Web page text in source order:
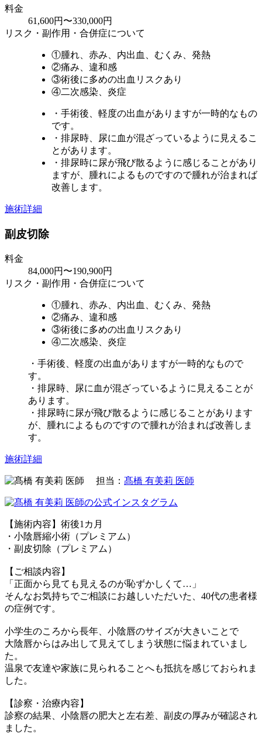
料金
61,600円〜330,000円
リスク・副作用・合併症について
①腫れ、赤み、内出血、むくみ、発熱
②痛み、違和感
③術後に多めの出血リスクあり
④二次感染、炎症
・手術後、軽度の出血がありますが一時的なもの
です。
・排尿時、尿に血が混ざっているように見えるこ
とがあります。
・排尿時に尿が飛び散るように感じることがあり
ますが、腫れによるものですので腫れが治まれば
改善します。
施術詳細
副皮切除
料金
84,000円〜190,900円
リスク・副作用・合併症について
①腫れ、赤み、内出血、むくみ、発熱
②痛み、違和感
③術後に多めの出血リスクあり
④二次感染、炎症
・手術後、軽度の出血がありますが一時的なもので
す。
・排尿時、尿に血が混ざっているように見えることが
あります。
・排尿時に尿が飛び散るように感じることがあります
が、腫れによるものですので腫れが治まれば改善しま
す。
施術詳細
担当： 髙橋 有美莉 医師
【施術内容】術後1カ月
・小陰唇縮小術（プレミアム）
・副皮切除（プレミアム）
【ご相談内容】
「正面から見ても見えるのが恥ずかしくて…」
そんなお気持ちでご相談にお越しいただいた、40代の患者様
の症例です。
小学生のころから長年、小陰唇のサイズが大きいことで
大陰唇からはみ出して見えてしまう状態に悩まれていまし
た。
温泉で友達や家族に見られることへも抵抗を感じておられま
した。
【診察・治療内容】
診察の結果、小陰唇の肥大と左右差、副皮の厚みが確認され
ました。